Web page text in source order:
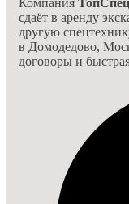
Компания
сдаёт в аренду
другую
в Домодедово,
договоры и